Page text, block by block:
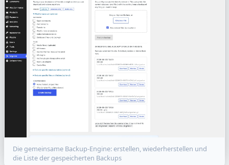
Die gemeinsame Backup-Engine: erstellen, wiederherstellen und
die Liste der gespeicherten Backups